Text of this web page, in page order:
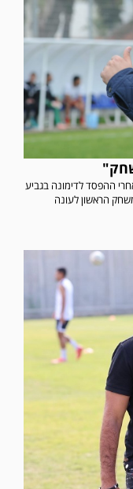
ההפסד לדימונה בגביע
דימונה ניצחה את הפועל לוד 2-1 במשחק הראשון לעונה